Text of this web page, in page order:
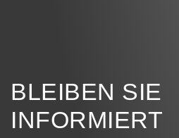
BLEIBEN SIE
INFORMIERT